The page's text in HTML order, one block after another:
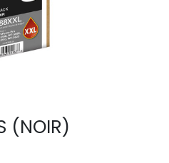
(NOIR)